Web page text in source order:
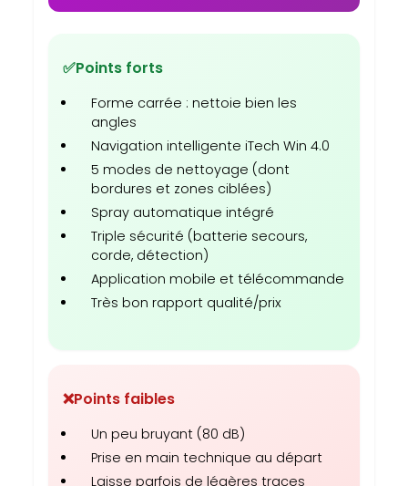
✅Points forts
Forme carrée : nettoie bien les
angles
Navigation intelligente iTech Win 4.0
5 modes de nettoyage (dont
bordures et zones ciblées)
Spray automatique intégré
Triple sécurité (batterie secours,
corde, détection)
Application mobile et télécommande
Très bon rapport qualité/prix
❌Points faibles
Un peu bruyant (80 dB)
Prise en main technique au départ
Laisse parfois de légères traces